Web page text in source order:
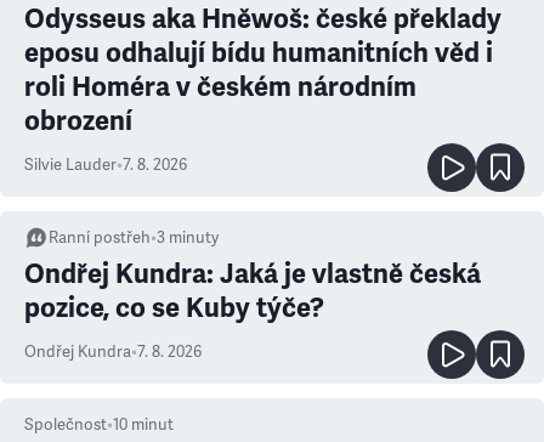
Odysseus aka Hněwoš: české překlady
eposu odhalují bídu humanitních věd i
roli Homéra v českém národním
obrození
Silvie Lauder•7. 8. 2026
Ranní postřeh•3 minuty
Ondřej Kundra: Jaká je vlastně česká
pozice, co se Kuby týče?
Ondřej Kundra•7. 8. 2026
Společnost•10 minut